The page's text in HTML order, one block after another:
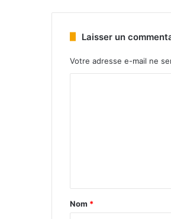
Laisser un
Votre adresse e-mail ne
Nom *